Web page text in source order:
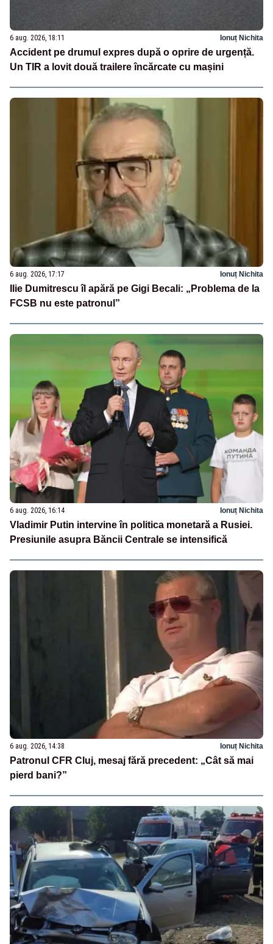
6 aug. 2026, 18:11 Ionuț Nichita
Accident pe drumul expres după o oprire de urgență.
Un TIR a lovit două trailere încărcate cu mașini
6 aug. 2026, 17:17 Ionuț Nichita
Ilie Dumitrescu îl apără pe Gigi Becali: „Problema de la
FCSB nu este patronul”
6 aug. 2026, 16:14 Ionuț Nichita
Vladimir Putin intervine în politica monetară a Rusiei.
Presiunile asupra Băncii Centrale se intensifică
6 aug. 2026, 14:38 Ionuț Nichita
Patronul CFR Cluj, mesaj fără precedent: „Cât să mai
pierd bani?”